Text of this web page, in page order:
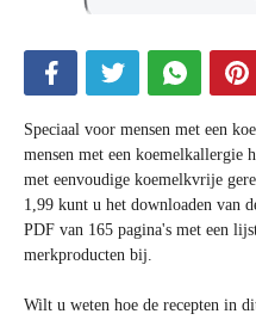
Speciaal voor mensen met een
mensen met een koemelkallergie
met eenvoudige koemelkvrije
1,99 kunt u het downloaden van
PDF van 165 pagina's met een
merkproducten bij.
Wilt u weten hoe de recepten in